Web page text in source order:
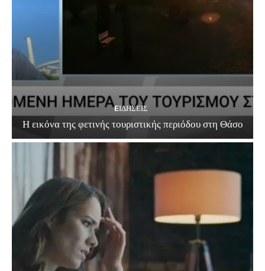
EΙΔΗΣΕΙΣ
Η εικόνα της φετινής τουριστικής περιόδου στη Θάσο